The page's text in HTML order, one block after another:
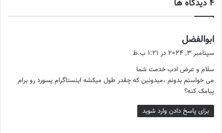
ابوالفضل
ف
:
سپتامبر 3, 2024 در 1:21 ب.ظ
سلام و عرض ادب خدمت شما
می خواستم بدونم ،میدونین که چقدر طول میکشه اینستاگرام پسورد رو برام
پیامک کنه؟
برای پاسخ دادن وارد شوید